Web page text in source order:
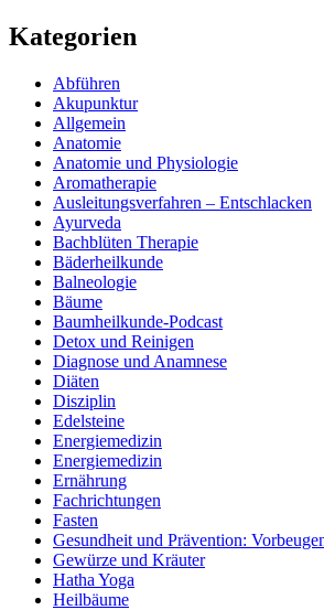
Kategorien
Abführen
Akupunktur
Allgemein
Anatomie
Anatomie und Physiologie
Aromatherapie
Ausleitungsverfahren – Entschlacken
Ayurveda
Bachblüten Therapie
Bäderheilkunde
Balneologie
Bäume
Baumheilkunde-Podcast
Detox und Reinigen
Diagnose und Anamnese
Diäten
Disziplin
Edelsteine
Energiemedizin
Energiemedizin
Ernährung
Fachrichtungen
Fasten
Gesundheit und Prävention:
Gewürze und Kräuter
Hatha Yoga
Heilbäume